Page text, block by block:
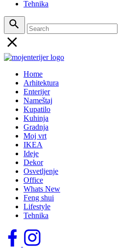
Tehnika
Home
Arhitektura
Enterijer
Nameštaj
Kupatilo
Kuhinja
Gradnja
Moj vrt
IKEA
Ideje
Dekor
Osvetljenje
Office
Whats New
Feng shui
Lifestyle
Tehnika